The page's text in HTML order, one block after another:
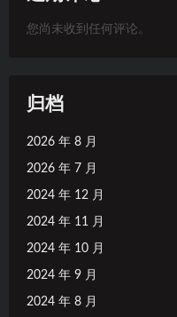
您尚未收到任何评论。
归档
2026 年 8 月
2026 年 7 月
2024 年 12 月
2024 年 11 月
2024 年 10 月
2024 年 9 月
2024 年 8 月